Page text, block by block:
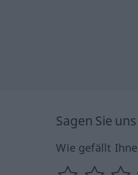
Sagen Sie
Wie gefällt